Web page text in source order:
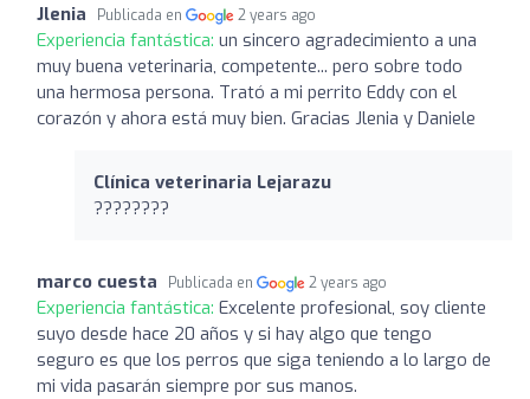
Jlenia Publicada en 2 years ago
Experiencia fantástica: un sincero agradecimiento a una
muy buena veterinaria, competente... pero sobre todo
una hermosa persona. Trató a mi perrito Eddy con el
corazón y ahora está muy bien. Gracias Jlenia y Daniele
Clínica veterinaria Lejarazu
????????
marco cuesta Publicada en 2 years ago
Experiencia fantástica: Excelente profesional, soy cliente
suyo desde hace 20 años y si hay algo que tengo
seguro es que los perros que siga teniendo a lo largo de
mi vida pasarán siempre por sus manos.